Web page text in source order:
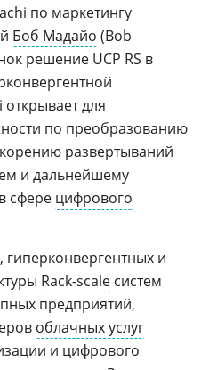
по маркетингу
Боб Мадайо (Bob
решение UCP RS в
для
по преобразованию
развертываний
и дальнейшему
сфере цифрового
гиперконвергентных и
Rack-scale систем
предприятий,
облачных услуг
и цифрового